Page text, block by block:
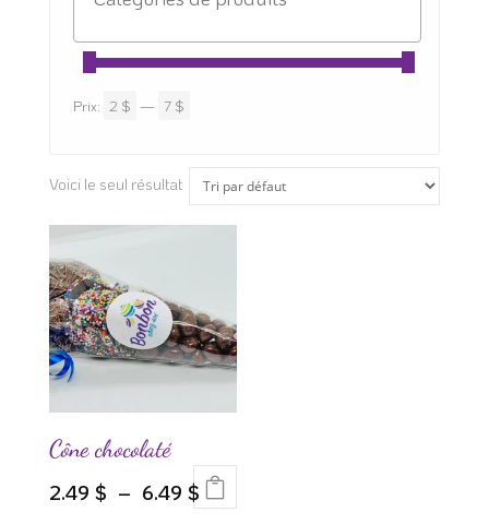
Prix: 2 $ — 7 $
Voici le seul résultat
Cône chocolaté
2.49 $ – 6.49 $Plage